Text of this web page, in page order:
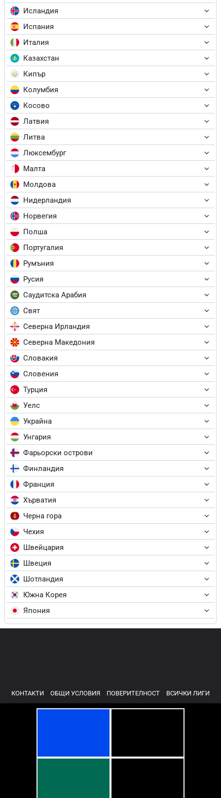
Исландия
Испания
Италия
Казахстан
Кипър
Колумбия
Косово
Латвия
Литва
Люксембург
Малта
Молдова
Нидерландия
Норвегия
Полша
Португалия
Румъния
Русия
Саудитска Арабия
Свят
Северна Ирландия
Северна Македония
Словакия
Словения
Турция
Уелс
Украйна
Унгария
Фарьорски острови
Финландия
Франция
Хърватия
Черна гора
Чехия
Швейцария
Швеция
Шотландия
Южна Корея
Япония
КОНТАКТИ ОБЩИ УСЛОВИЯ ПОВЕРИТЕЛНОСТ ВСИЧКИ ЛИГИ